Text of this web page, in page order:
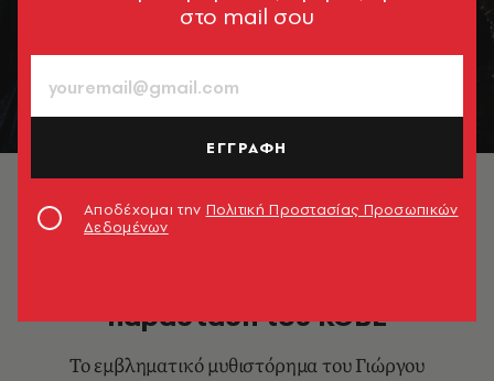
© Mike Rafail | That long black cloud
παράσταση του ΚΘΒΕ
Το εμβληματικό μυθιστόρημα του Γιώργου
στο mail σου
ΕΓΓΡΑΦΗ
Αποδέχομαι την Πολιτική Προστασίας Προσωπικών
Δεδομένων